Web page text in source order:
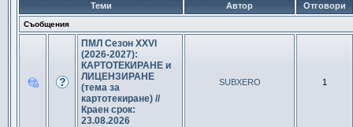
Теми
Автор Отговори
Съобщения
ПМЛ Сезон XXVI
(2026-2027):
КАРТОТЕКИРАНЕ и
ЛИЦЕНЗИРАНЕ
(тема за
картотекиране) //
Краен срок:
23.08.2026
SUBXERO 1